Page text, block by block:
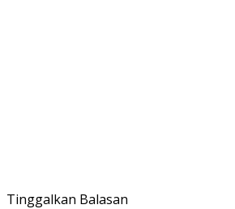
Tinggalkan Balasan